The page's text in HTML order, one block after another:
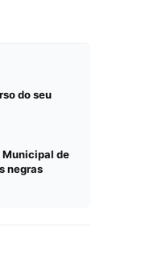
do seu
Municipal de
negras